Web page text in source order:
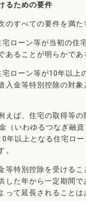
るための要件
のすべての要件を満た
ローン等が当初の住
あることが明らかであ
ローン等が10年以上
入金等特別控除の対象
えば、住宅の取得等
（いわゆるつなぎ融
年以上となる住宅ロー
。
等特別控除を受けるこ
した年から一定期間で
って延長されることは